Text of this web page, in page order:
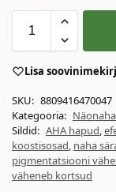
Lisa
SKU: 8809416470047
Kategooria:
Sildid: AHA hapud,
koostisosad, naha
pigmentatsiooni
väheneb kortsud